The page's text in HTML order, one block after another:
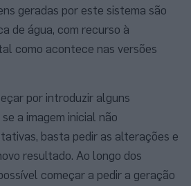
geradas por este sistema são
de água, com recurso à
como acontece nas versões
por introduzir alguns
a imagem inicial não
basta pedir as alterações e
resultado. Ao longo dos
começar a pedir a geração